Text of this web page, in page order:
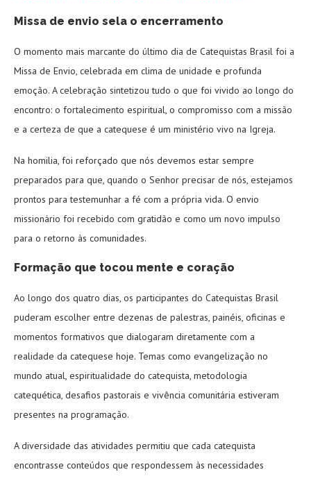
Missa de envio sela o encerramento
O momento mais marcante do último dia de Catequistas Brasil foi a
Missa de Envio, celebrada em clima de unidade e profunda
emoção. A celebração sintetizou tudo o que foi vivido ao longo do
encontro: o fortalecimento espiritual, o compromisso com a missão
e a certeza de que a catequese é um ministério vivo na Igreja.
Na homilia, foi reforçado que nós devemos estar sempre
preparados para que, quando o Senhor precisar de nós, estejamos
prontos para testemunhar a fé com a própria vida. O envio
missionário foi recebido com gratidão e como um novo impulso
para o retorno às comunidades.
Formação que tocou mente e coração
Ao longo dos quatro dias, os participantes do Catequistas Brasil
puderam escolher entre dezenas de palestras, painéis, oficinas e
momentos formativos que dialogaram diretamente com a
realidade da catequese hoje. Temas como evangelização no
mundo atual, espiritualidade do catequista, metodologia
catequética, desafios pastorais e vivência comunitária estiveram
presentes na programação.
A diversidade das atividades permitiu que cada catequista
encontrasse conteúdos que respondessem às necessidades